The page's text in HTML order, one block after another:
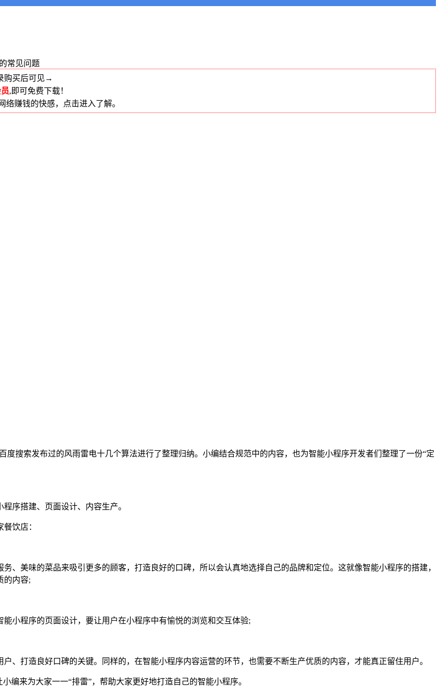
常见问题
购买后可见→
,即可免费下载！
赚钱的快感，点击进入了解。
搜索发布过的风雨雷电十几个算法进行了整理归纳。小编结合规范中的内容，也为智能小程序开发者们整理了一份“定
序搭建、页面设计、内容生产。
饮店：
美味的菜品来吸引更多的顾客，打造良好的口碑，所以会认真地选择自己的品牌和定位。这就像智能小程序的搭建，
的内容;
程序的页面设计，要让用户在小程序中有愉悦的浏览和交互体验;
打造良好口碑的关键。同样的，在智能小程序内容运营的环节，也需要不断生产优质的内容，才能真正留住用户。
来为大家一一“排雷”，帮助大家更好地打造自己的智能小程序。